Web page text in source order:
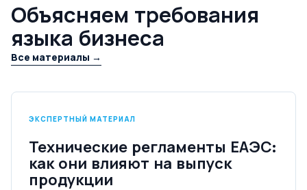
Объясняем требования
языка бизнеса
Все материалы →
ЭКСПЕРТНЫЙ МАТЕРИАЛ
Технические регламенты ЕАЭС:
как они влияют на выпуск
продукции